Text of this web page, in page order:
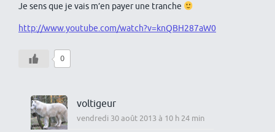
Je sens que je vais m’en payer une tranche
http://www.youtube.com/watch?v=knQBH287aW0
0
voltigeur
vendredi 30 août 2013 à 10 h 24 min